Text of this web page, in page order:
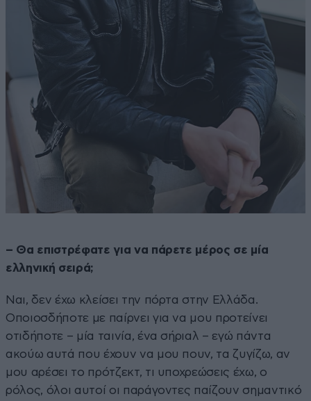
– Θα επιστρέφατε για να πάρετε μέρος σε μία
ελληνική σειρά;
Ναι, δεν έχω κλείσει την πόρτα στην Ελλάδα.
Οποιοσδήποτε με παίρνει για να μου προτείνει
οτιδήποτε – μία ταινία, ένα σήριαλ – εγώ πάντα
ακούω αυτά που έχουν να μου πουν, τα ζυγίζω, αν
μου αρέσει το πρότζεκτ, τι υποχρεώσεις έχω, ο
ρόλος, όλοι αυτοί οι παράγοντες παίζουν σημαντικό